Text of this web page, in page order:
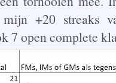
+20 streaks
7 open complete